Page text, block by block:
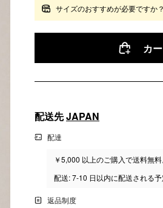
サイズのおすすめが必要ですか？
カ
配送先JAPAN
配達
￥5,000 以上のご購入で送料無料
配送: 7-10 日以内に配送される
返品制度